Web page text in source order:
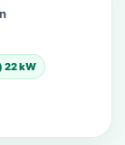
22 kW